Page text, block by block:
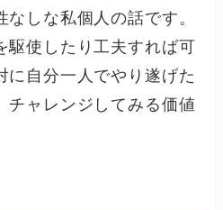
しな私個人の話です。
駆使したり工夫すれば可
に自分一人でやり遂げた
チャレンジしてみる価値